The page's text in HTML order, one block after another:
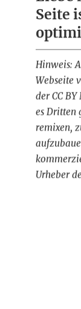
Seite
Hinweis:
Webseite
der CC
es Dritten
remixen,
Urheber